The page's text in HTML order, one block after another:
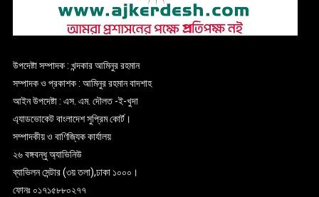
উপদেষ্টা সম্পাদক : খন্দকার আমিনুর রহমান
সম্পাদক ও প্রকাশক : আমিনুর রহমান বাদশাহ
আইন উপদেষ্টা : এস. এম. দৌলত -ই-খুদা
এ্যাডভোকেট বাংলাদেশ সুপ্রিম কোর্ট।
সম্পাদকীয় ও বাণিজ্যিক কার্যালয়
২৬ বঙ্গবন্ধু অ্যাভিনিউ
ব্যাভিলন সেন্টার (৩য় তলা),ঢাকা ১০০০।
ফোনঃ ০১৭১৫৮৮০২৭৭